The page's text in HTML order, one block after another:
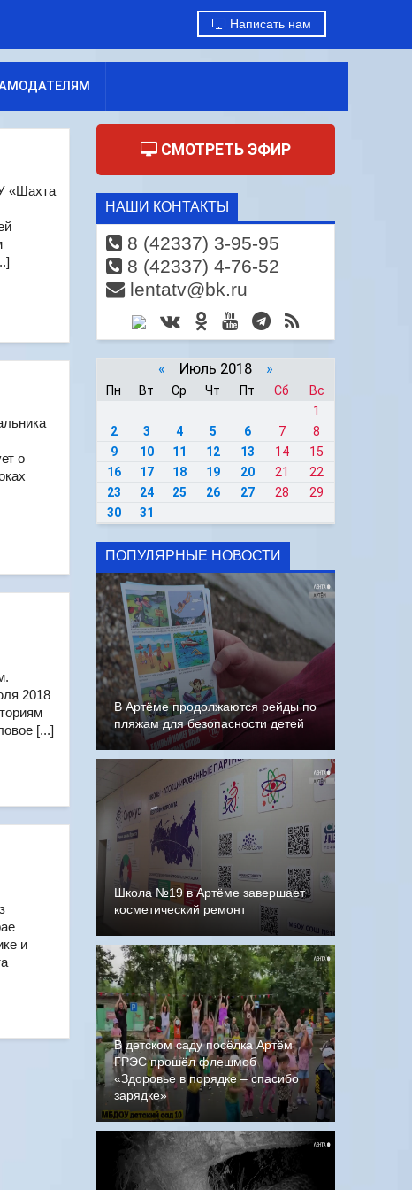
Написать нам
«Шахта
о
2018
[...]
и
СМОТРЕТЬ ЭФИР
НАШИ КОНТАКТЫ
8 (42337) 3-95-95
8 (42337) 4-76-52
lentatv@bk.ru
« Июль 2018 »
Пн Вт Ср Чт Пт Сб
Вс
1
2
3 4 5 6 7
8
9
10 11 12 13 14
15
16
17 18 19 20 21
22
23
24 25 26 27 28
29
30
31
ПОПУЛЯРНЫЕ НОВОСТИ
В Артёме продолжаются рейды по
пляжам для безопасности детей
Школа №19 в Артёме завершает
косметический ремонт
В детском саду посёлка Артём
ГРЭС прошёл флешмоб
«Здоровье в порядке – спасибо
зарядке»